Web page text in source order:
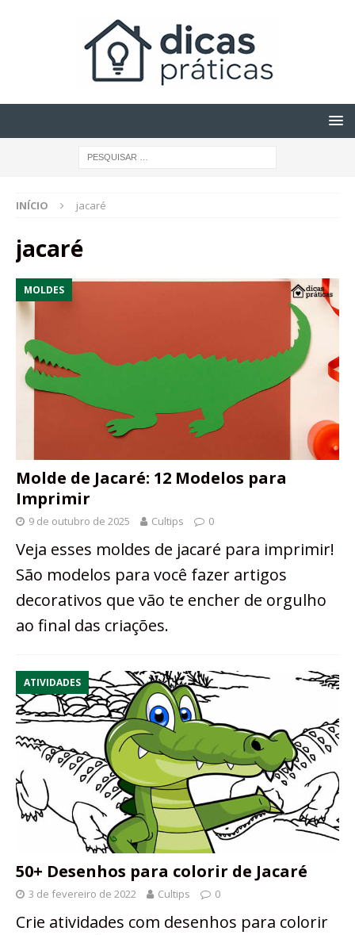
INÍCIO jacaré
jacaré
MOLDES
Molde de Jacaré: 12 Modelos para
Imprimir
9 de outubro de 2025 Cultips 0
Veja esses moldes de jacaré para imprimir!
São modelos para você fazer artigos
decorativos que vão te encher de orgulho
ao final das criações.
ATIVIDADES
50+ Desenhos para colorir de Jacaré
3 de fevereiro de 2022 Cultips 0
Crie atividades com desenhos para colorir